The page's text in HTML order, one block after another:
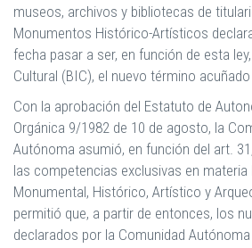
museos, archivos y bibliotecas de
Monumentos Histórico-Artísticos
fecha pasar a ser, en función de esta
Cultural (BIC), el nuevo término
Con la aprobación del Estatuto de
Orgánica 9/1982 de 10 de agosto, la
Autónoma asumió, en función del art.
las competencias exclusivas en materia
Monumental, Histórico, Artístico y
permitió que, a partir de entonces, los
declarados por la Comunidad